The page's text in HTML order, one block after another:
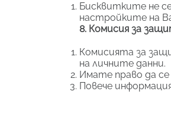
Бисквитките не
настройките на
8. Комисия за
Комисията за
на личните данни.
Имате право да
Повече